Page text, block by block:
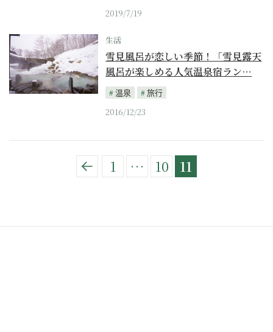
2019/7/19
生活
雪見風呂が恋しい季節！「雪見露天
風呂が楽しめる人気温泉宿ラン…
温泉
旅行
2016/12/23
1 … 10 11